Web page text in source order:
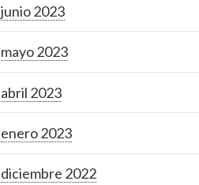
junio 2023
mayo 2023
abril 2023
enero 2023
diciembre 2022